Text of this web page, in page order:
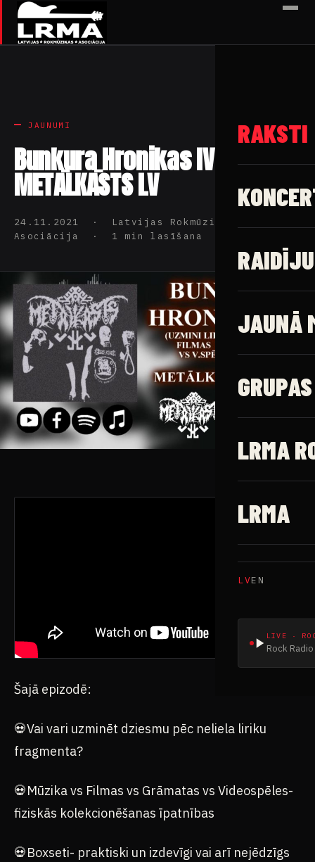
✕
RAKSTI
JAUNĀ
GRUPAS
LRMA
LRMA
LVEN
LIVE ·
Rock
JAUNUMI
Bunkura Hronikas IV
METĀLKĀSTS LV
24.11.2021 · Latvijas Rokmūzikas
Asociācija · 1 min lasīšana
Šajā epizodē:
💀Vai vari uzminēt dziesmu pēc neliela liriku
fragmenta?
💀Mūzika vs Filmas vs Grāmatas vs Videospēles-
fiziskās kolekcionēšanas īpatnības
💀Boxseti- praktiski un izdevīgi vai arī nejēdzīgs